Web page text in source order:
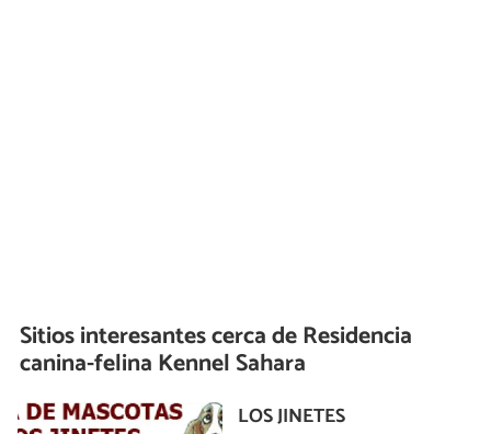
Sitios interesantes cerca deResidencia
canina-felina Kennel Sahara
LOS JINETES